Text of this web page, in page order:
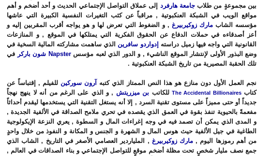
بين مجموعةٍ من طلابجامعة هارفرد إلى عملاق التواصل الإجتماعي الحديث و أحد أضخم و أهم
مواقع الويب في الشبكة العنكبوتية , مراقباً عن كثب التغيرات النفسية الكبيرة التي عاشها
مؤسسه الشاب مارك زوكيربيرغ , و الضغوط التي تعرض لها و هو يواجه أقرب المقربين إليه و
أعز أصدقاءه في حملات الدفاع عن الحقوق الفكرية التي يمتلكها في الموقع , و المنازعات
القانونية التي واجه فيها زميل دراسته إدواردو سافرين الذي ساهمت مشاركته المالية السخية في
وضع البذور الأولى لإنتشار الموقع الناشيء , و الدور الذي لعبه مؤسسNapster شون باركر في
تلك الحقبة المصيرية من تاريخ الشبكة العنكبوتية .
نجم العمل الأول دون منازع هو هذا النص الممتاز الذي كتبه آرون سوركين للفيلم , إقتباساً عن
كتابThe Accidental Billionaires للكاتب بن ميزريتش , و الذي على الرغم من أنه لا ينهج نهجاً
جديداً أو حتى مميزاً على مستوى تقنية السرد , إلا أنه يستغل التقنية التي يستخدمها ليقدم أحداثاً
مفعمةً بالحيوية تنفذ بقوة في العمق الذي يقصده في تحري ملامح الصداقة في الألفية الجديدة ,
و المدى الذي يمكن أن تصمد فيه في وجه إغراءات المال و السطوة , يعري النزعة الإيكولوجية
الطاغية في جيل الألفية حيث هوس المال و الشهرة و الجنس و المكانة و النفوذ من خلال واحدٍ
من أهم رموزها اليوم , مارك زوكيربيرغ , الملياردير العصامي الأصغر في التاريخ , الشاب الذي
جمع نصف مليار شخصٍ تحت مظلة أضخم موقعٍ للتواصل الإجتماعي و بناء الصداقات في العالم ,